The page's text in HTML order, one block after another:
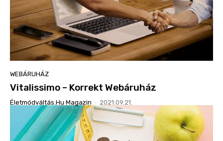
WEBÁRUHÁZ
Vitalissimo – Korrekt Webáruház
Életmódváltás.hu Magazin - 2021.09.21.